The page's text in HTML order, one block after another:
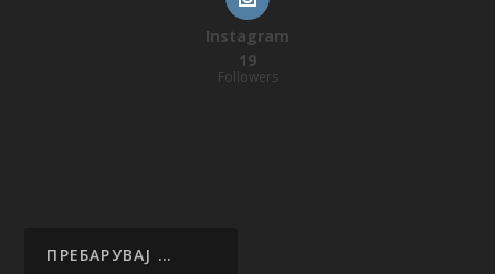
Instagram
19
Followers